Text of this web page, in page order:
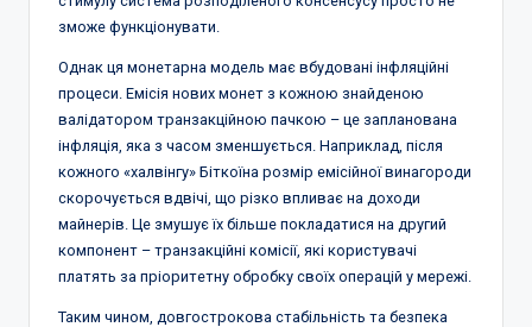
зможе функціонувати.
Однак ця монетарна модель має вбудовані інфляційні
процеси. Емісія нових монет з кожною знайденою
валідатором транзакційною пачкою – це запланована
інфляція, яка з часом зменшується. Наприклад, після
кожного «халвінгу» Біткоїна розмір емісійної винагороди
скорочується вдвічі, що різко впливає на доходи
майнерів. Це змушує їх більше покладатися на другий
компонент – транзакційні комісії, які користувачі
платять за пріоритетну обробку своїх операцій у мережі.
Таким чином, довгострокова стабільність та безпека